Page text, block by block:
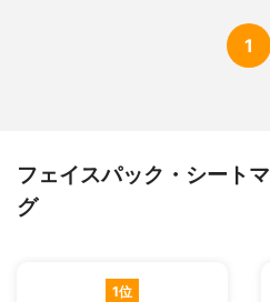
1
フェイスパック・シート
グ
1位